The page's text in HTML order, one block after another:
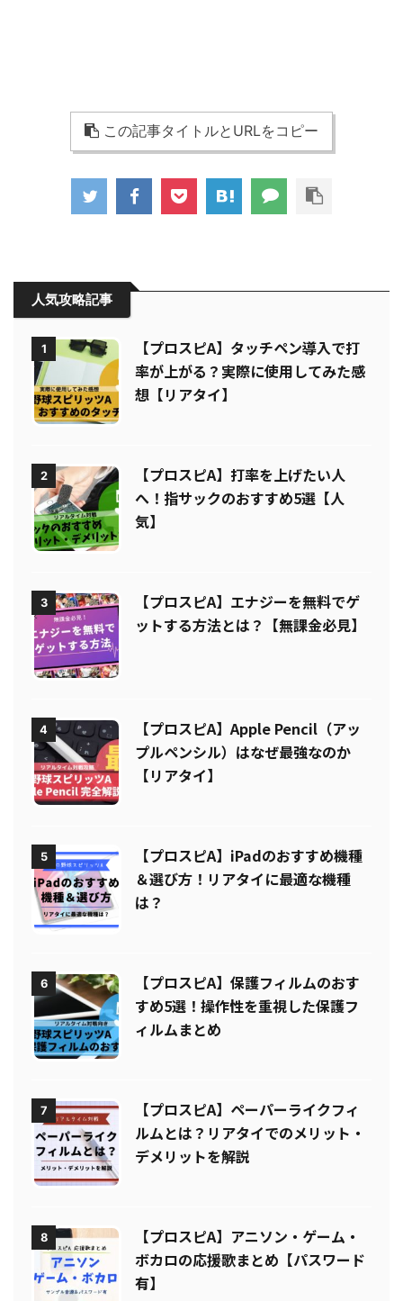
1
【プロスピA】タッチペン導入で打
率が上がる？実際に使用してみた感
2
【プロスピA】打率を上げたい人
へ！指サックのおすすめ5選【人
3
【プロスピA】エナジーを無料でゲ
4
【プロスピA】Apple Pencil（アッ
プルペンシル）はなぜ最強なのか
5
【プロスピA】iPadのおすすめ機種
＆選び方！リアタイに最適な機種
6
【プロスピA】保護フィルムのおす
すめ5選！操作性を重視した保護フ
7
【プロスピA】ペーパーライクフィ
ルムとは？リアタイでのメリット・
8
【プロスピA】アニソン・ゲーム・
ボカロの応援歌まとめ【パスワード